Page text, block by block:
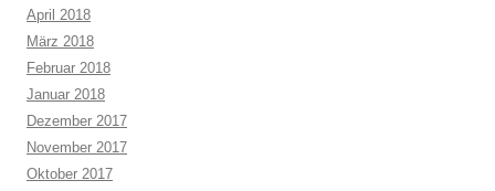
April 2018
März 2018
Februar 2018
Januar 2018
Dezember 2017
November 2017
Oktober 2017